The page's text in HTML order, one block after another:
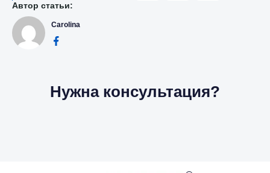
Автор статьи:
Carolina
Нужна консультация?